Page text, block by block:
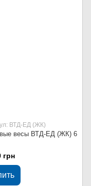
ВТД-ЕД (ЖК)
весы ВТД-ЕД (ЖК) 6
грн